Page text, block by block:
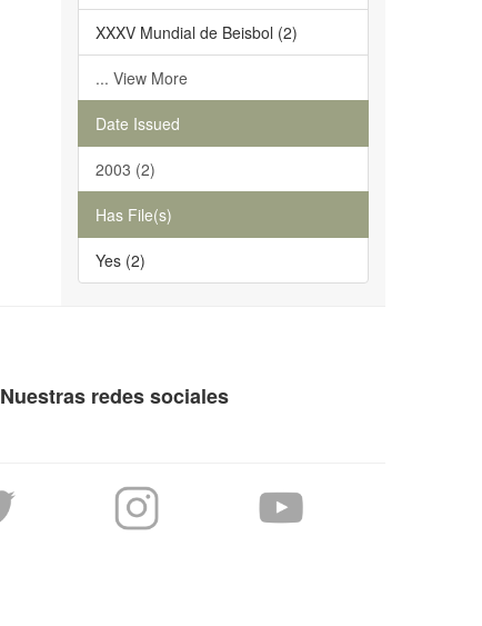
XXXV Mundial de Beisbol (2)
... View More
Date Issued
2003 (2)
Has File(s)
Yes (2)
Nuestras redes sociales